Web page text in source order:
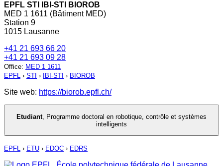
EPFL STI IBI-STI BIOROB
MED 1 1611 (Bâtiment MED)
Station 9
1015 Lausanne
+41 21 693 66 20
+41 21 693 09 28
Office: MED 1 1611
EPFL › STI › IBI-STI › BIOROB
Site web: https://biorob.epfl.ch/
Etudiant Programme doctoral en robotique, contrôle et systèmes
intelligents
EPFL › ETU › EDOC › EDRS